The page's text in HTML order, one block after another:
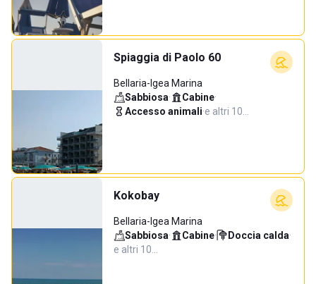
Spiaggia di Paolo 60
Bellaria-Igea Marina
Sabbiosa· Cabine·
Accesso animali·e altri 10…
Kokobay
Bellaria-Igea Marina
Sabbiosa· Cabine· Doccia calda·
e altri 10…